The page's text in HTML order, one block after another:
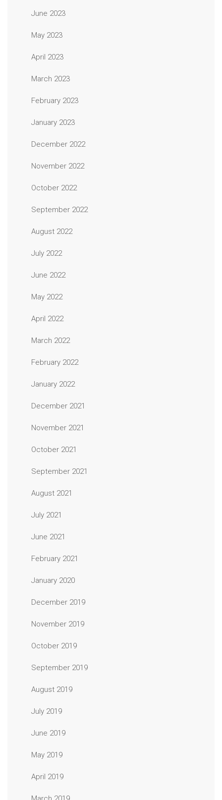
June 2023
May 2023
April 2023
March 2023
February 2023
January 2023
December 2022
November 2022
October 2022
September 2022
August 2022
July 2022
June 2022
May 2022
April 2022
March 2022
February 2022
January 2022
December 2021
November 2021
October 2021
September 2021
August 2021
July 2021
June 2021
February 2021
January 2020
December 2019
November 2019
October 2019
September 2019
August 2019
July 2019
June 2019
May 2019
April 2019